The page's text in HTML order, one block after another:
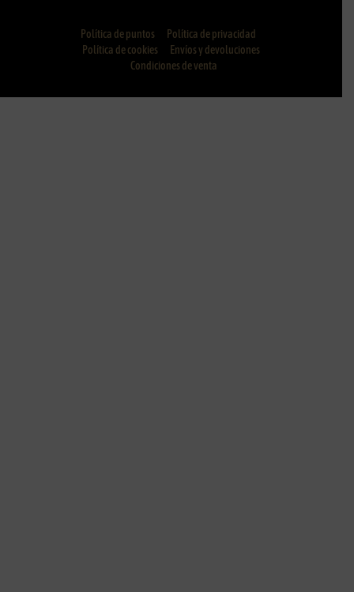
Política de puntos
Política de privacidad
Política de cookies
Envíos y devoluciones
Condiciones de venta